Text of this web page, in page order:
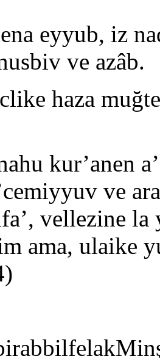
eyyub, iz
ve azâb.
haza
kur’anen
ve
vellezine
ama, ulaike